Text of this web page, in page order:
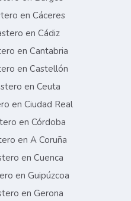
en Cáceres
en Cádiz
en Cantabria
en Castellón
en Ceuta
en Ciudad Real
en Córdoba
en A Coruña
en Cuenca
en Guipúzcoa
en Gerona